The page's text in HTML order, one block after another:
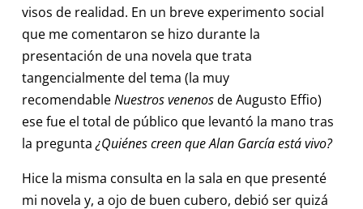
visos de realidad. En un breve experimento social
que me comentaron se hizo durante la
presentación de una novela que trata
tangencialmente del tema (la muy
recomendableNuestros venenosde Augusto Effio)
ese fue el total de público que levantó la mano tras
la pregunta¿Quiénes creen que Alan García está vivo?
Hice la misma consulta en la sala en que presenté
mi novela y, a ojo de buen cubero, debió ser quizá